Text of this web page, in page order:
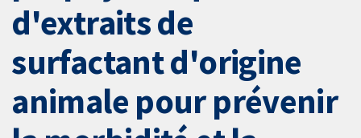
d'extraits de
surfactant d'origine
animale pour prévenir